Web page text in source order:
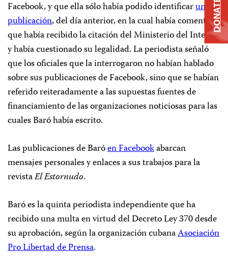
Facebook, y que ella sólo había podido identificaruna
publicación, del día anterior, en la cual había comentado
que había recibido la citación del Ministerio del Interior
y había cuestionado su legalidad. La periodista señaló
que los oficiales que la interrogaron no habían hablado
sobre sus publicaciones de Facebook, sino que se habían
referido reiteradamente a las supuestas fuentes de
financiamiento de las organizaciones noticiosas para las
cuales Baró había escrito.
Las publicaciones de Baróen Facebookabarcan
mensajes personales y enlaces a sus trabajos para la
revistaEl Estornudo.
Baró es la quinta periodista independiente que ha
recibido una multa en virtud del Decreto Ley 370 desde
su aprobación, según la organización cubanaAsociación
Pro Libertad de Prensa.
DONATE